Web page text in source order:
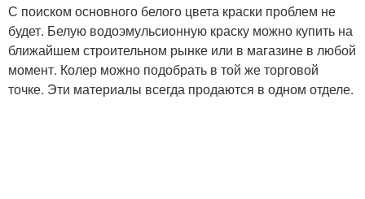
С поиском основного белого цвета краски проблем не
будет. Белую водоэмульсионную краску можно купить на
ближайшем строительном рынке или в магазине в любой
момент. Колер можно подобрать в той же торговой
точке. Эти материалы всегда продаются в одном отделе.